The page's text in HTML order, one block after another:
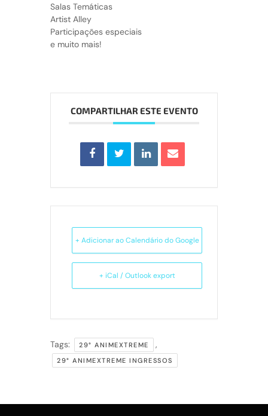
Salas Temáticas
Artist Alley
Participações especiais
e muito mais!
COMPARTILHAR ESTE EVENTO
+ Adicionar ao Calendário do Google
+ iCal / Outlook export
Tags: 29° ANIMEXTREME ,
29° ANIMEXTREME INGRESSOS